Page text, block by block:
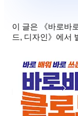
이 글은 《바로바
드, 디자인》에서